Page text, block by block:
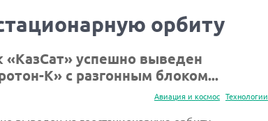
орбиту
«КазСат» успешно выведен
К» с разгонным блоком...
Авиация и космос Технологии